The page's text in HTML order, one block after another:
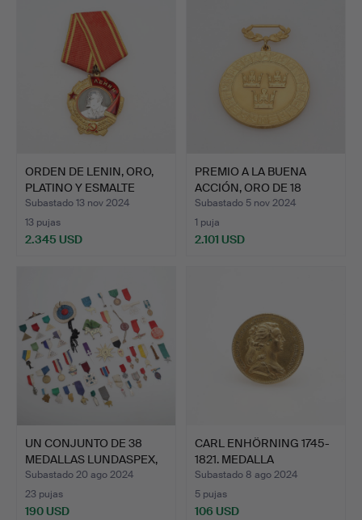
ORDEN DE LENIN, ORO,
PLATINO Y ESMALTE
CON…
Subastado 13 nov 2024
13 pujas
2.345 USD
PREMIO A LA BUENA
ACCIÓN, ORO DE 18
QUILAT…
Subastado 5 nov 2024
1 puja
2.101 USD
UN CONJUNTO DE 38
MEDALLAS LUNDASPEX,
AÑOS…
Subastado 20 ago 2024
23 pujas
190 USD
CARL ENHÖRNING 1745-
1821. MEDALLA
CONMEMOR…
Subastado 8 ago 2024
5 pujas
106 USD